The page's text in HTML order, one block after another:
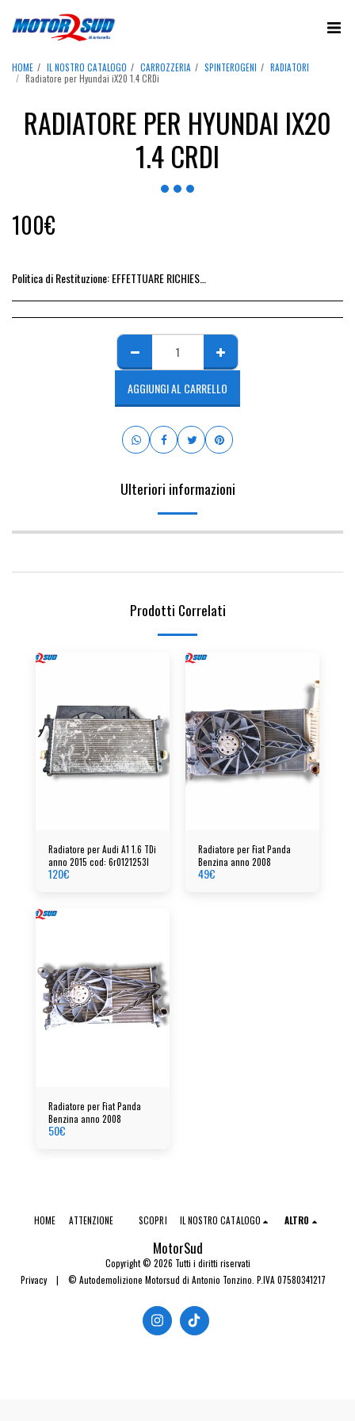
HOME IL NOSTRO CATALOGO CARROZZERIA SPINTEROGENI
RADIATORI
Radiatore per Hyundai iX20 1.4 CRDi
RADIATORE PER HYUNDAI IX20
1.4 CRDI
100€
Politica di Restituzione:EFFETTUARE RICHIESTA DI RESO ENTRO 14 GIORNI DALL&#039;ACQUISTO DEL RICAMBIO, IL RIMBORSO VIENE EMESSO ALLA CONSEGNA DEL RICAMBIO IN SEDE.
AGGIUNGI AL CARRELLO
Ulteriori informazioni
Prodotti Correlati
Radiatore per Audi A1 1.6 TDi
anno 2015 cod: 6r0121253l
120€
Radiatore per Fiat Panda
Benzina anno 2008
49€
Radiatore per Fiat Panda
Benzina anno 2008
50€
MotorSud
Copyright © 2026 Tutti i diritti riservati
Privacy| © Autodemolizione Motorsud di Antonio Tonzino. P.IVA 07580341217
HOME ATTENZIONE SCOPRI IL NOSTRO CATALOGO ALTRO